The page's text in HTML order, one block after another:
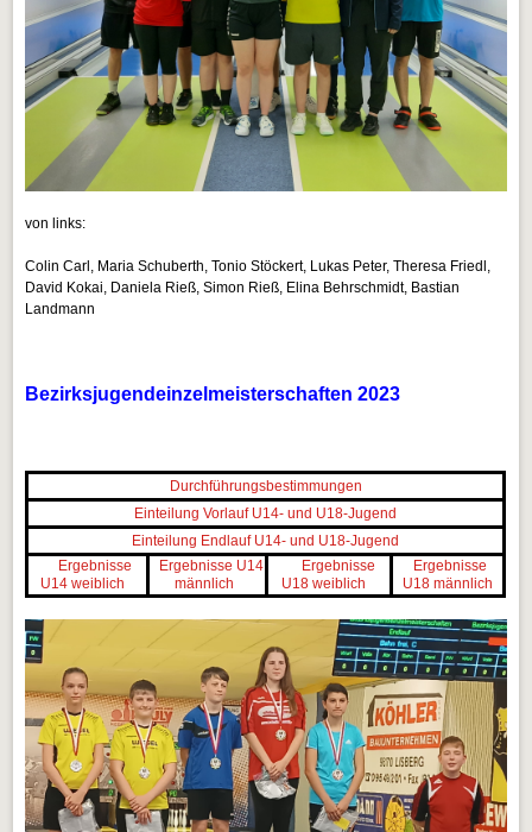
von links:
Colin Carl, Maria Schuberth, Tonio Stöckert, Lukas Peter, Theresa Friedl,
David Kokai, Daniela Rieß, Simon Rieß, Elina Behrschmidt, Bastian
Landmann
Bezirksjugendeinzelmeisterschaften 2023
Durchführungsbestimmungen
Einteilung Vorlauf U14- und U18-Jugend
Einteilung Endlauf U14- und U18-Jugend
Ergebnisse
U14 weiblich
Ergebnisse U14
männlich
Ergebnisse
U18 weiblich
Ergebnisse
U18 männlich